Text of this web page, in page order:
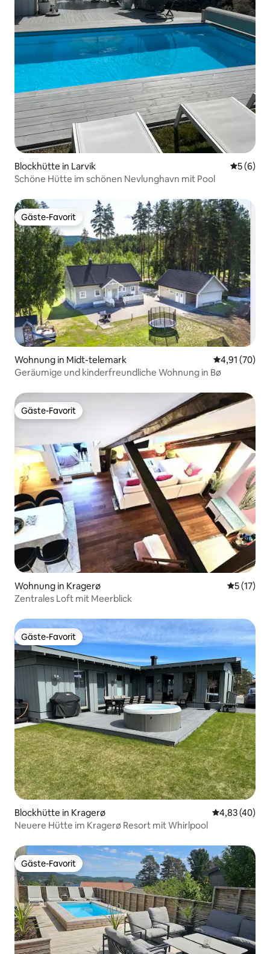
Blockhütte in Larvik
5 (6)
Schöne Hütte im schönen Nevlunghavn mit Pool
Gäste-Favorit
Gäste-Favorit
Wohnung in Midt-telemark
4,91 (70)
Geräumige und kinderfreundliche Wohnung in Bø
Gäste-Favorit
Gäste-Favorit
Wohnung in Kragerø
5 (17)
Zentrales Loft mit Meerblick
Gäste-Favorit
Gäste-Favorit
Blockhütte in Kragerø
4,83 (40)
Neuere Hütte im Kragerø Resort mit Whirlpool
Gäste-Favorit
Gäste-Favorit